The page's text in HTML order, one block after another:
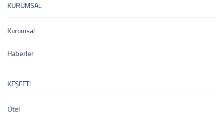
KURUMSAL
Kurumsal
Haberler
KEŞFET!
Otel